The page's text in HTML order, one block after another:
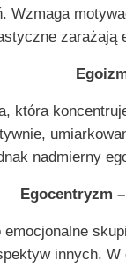
Wzmaga
zarażają
która
nadmierny
Egocentryzm
innych.